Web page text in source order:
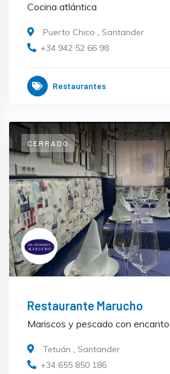
Cocina atlántica
Puerto Chico , Santander
+34 942 52 66 98
Restaurantes
CERRADO
Restaurante Marucho
Mariscos y pescado con encanto
Tetuán , Santander
+34 655 850 186